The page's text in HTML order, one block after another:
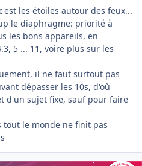
les étoiles autour des feux...
le diaphragme: priorité à
les bons appareils, en
5 ... 11, voire plus sur les
il ne faut surtout pas
dépasser les 10s, d'où
d'un sujet fixe, sauf pour faire
tout le monde ne finit pas